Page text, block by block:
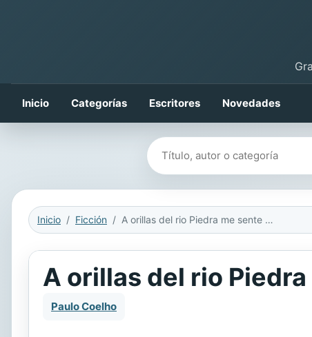
Inicio Categorías Escritores Novedades
Buscar libros
Inicio Ficción A orillas del rio Piedra me sente y llore
A orillas del rio
Paulo Coelho